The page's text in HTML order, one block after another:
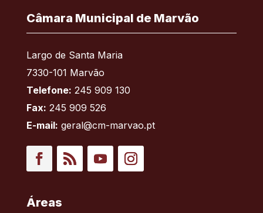
Câmara Municipal de Marvão
Largo de Santa Maria
7330-101 Marvão
Telefone: 245 909 130
Fax: 245 909 526
E-mail: geral@cm-marvao.pt
Áreas